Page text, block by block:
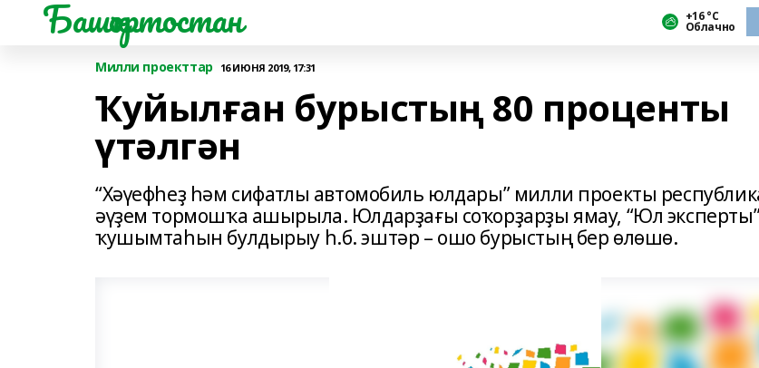
Башҡортостан +16 °С
Облачно
Милли проекттар 16 ИЮНЯ 2019, 17:31
Ҡуйылған бурыстың 80 проценты
үтәлгән
“Хәүефһеҙ һәм сифатлы автомобиль юлдары” милли проекты
әүҙем тормошҡа ашырыла. Юлдарҙағы соҡорҙарҙы ямау, “Юл
ҡушымтаһын булдырыу һ.б. эштәр – ошо бурыстың бер өлөшө.